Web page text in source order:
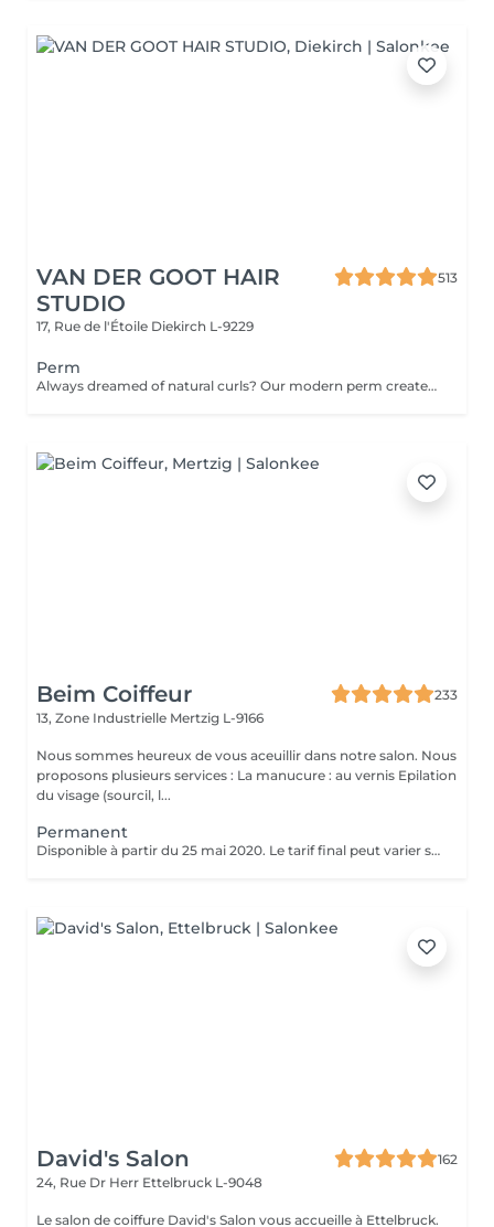
VAN DER GOOT HAIR
STUDIO
513
17, Rue de l'Étoile Diekirch L-9229
Perm
Always dreamed of natural curls? Our modern perm creates long-lasting curls or waves while adding texture, movement, and volume to your hair. From soft, natural waves to defined, bouncy curls, this treatment transforms flat hair into a vibrant, dynamic style that remains easy to manage and style every day.
Beim Coiffeur
233
13, Zone Industrielle Mertzig L-9166
Nous sommes heureux de vous aceuillir dans notre salon. Nous
proposons plusieurs services : La manucure : au vernis Epilation
du visage (sourcil, l...
Permanent
Disponible à partir du 25 mai 2020. Le tarif final peut varier selon le type de cheveux, de la quantité de produit utilisée et de la création finalement réalisée.
David's Salon
162
24, Rue Dr Herr Ettelbruck L-9048
Le salon de coiffure David's Salon vous accueille à Ettelbruck.